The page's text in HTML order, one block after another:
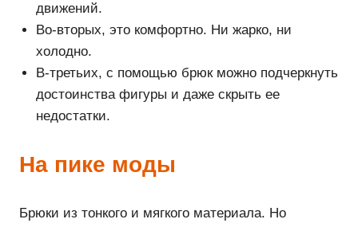
движений.
Во-вторых, это комфортно. Ни жарко, ни
холодно.
В-третьих, с помощью брюк можно подчеркнуть
достоинства фигуры и даже скрыть ее
недостатки.
На пике моды
Брюки из тонкого и мягкого материала. Но